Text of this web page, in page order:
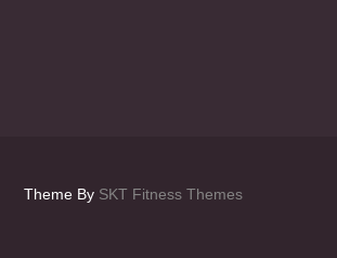
Theme By SKT Fitness Themes